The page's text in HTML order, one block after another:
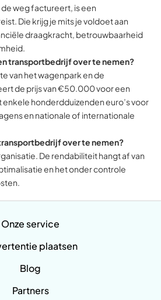
de weg factureert, is een
Die krijg je mits je voldoet aan
draagkracht, betrouwbaarheid
transportbedrijf over te nemen?
van het wagenpark en de
de prijs van €50.000 voor een
honderdduizenden euro’s voor
en nationale of internationale
over te nemen?
De rendabiliteit hangt af van
en het onder controle
Onze service
plaatsen
Blog
Partners